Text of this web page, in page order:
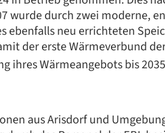
wurde durch zwei moderne,
ebenfalls neu errichteten
der erste Wärmeverbund
ihres Wärmeangebots bis
aus Arisdorf und